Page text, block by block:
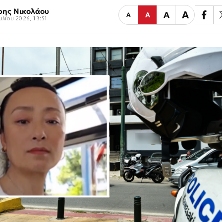
Νικολάου
2026, 13:51
Α Α Α Α